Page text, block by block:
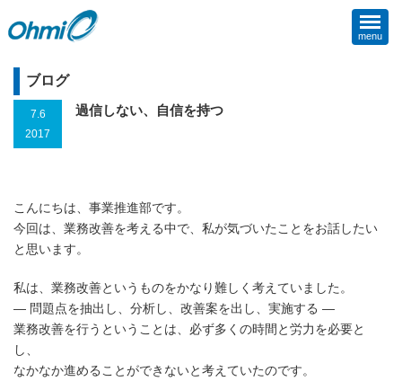
menu
ブログ
7.6
2017
過信しない、自信を持つ
こんにちは、事業推進部です。
今回は、業務改善を考える中で、私が気づいたことをお話したい
と思います。
私は、業務改善というものをかなり難しく考えていました。
― 問題点を抽出し、分析し、改善案を出し、実施する ―
業務改善を行うということは、必ず多くの時間と労力を必要と
し、
なかなか進めることができないと考えていたのです。